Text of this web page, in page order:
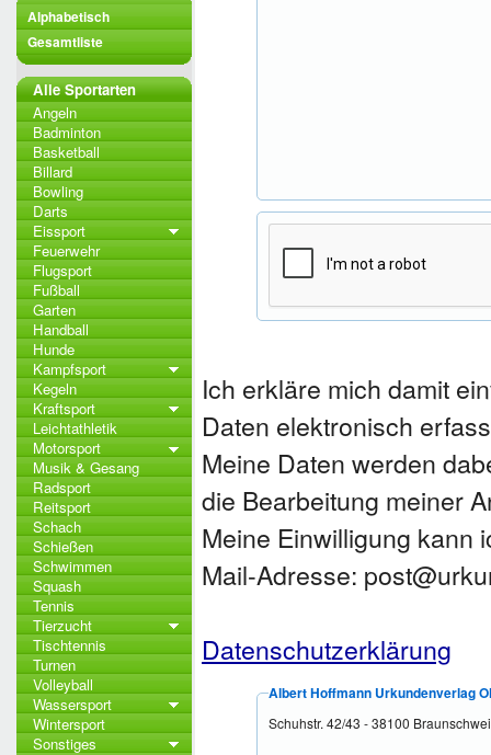
Alphabetisch
Gesamtliste
Alle Sportarten
Angeln
Badminton
Basketball
Billard
Bowling
Darts
Eissport
Feuerwehr
Flugsport
Fußball
Garten
Handball
Hunde
Kampfsport
Kegeln
Kraftsport
Leichtathletik
Motorsport
Musik & Gesang
Radsport
Reitsport
Schach
Schießen
Schwimmen
Squash
Tennis
Tierzucht
Tischtennis
Turnen
Volleyball
Wassersport
Wintersport
Sonstiges
Ich erkläre mich damit
Daten elektronisch
Meine Daten werden
die Bearbeitung meiner
Meine Einwilligung kann
Mail-Adresse:
Datenschutzerklärung
Albert Hoffmann Urkundenverlag
Schuhstr. 42/43 - 38100